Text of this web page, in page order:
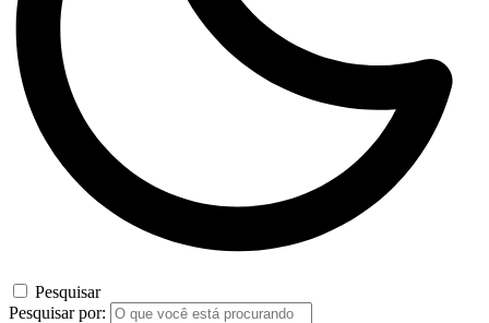
Pesquisar
Pesquisar por: